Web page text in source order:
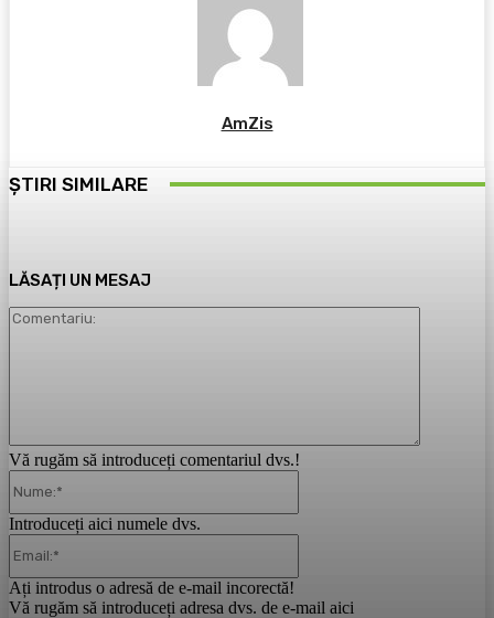
AmZis
ȘTIRI SIMILARE
LĂSAȚI UN MESAJ
Vă rugăm să introduceți comentariul dvs.!
Introduceți aici numele dvs.
Ați introdus o adresă de e-mail incorectă!
Vă rugăm să introduceți adresa dvs. de e-mail aici